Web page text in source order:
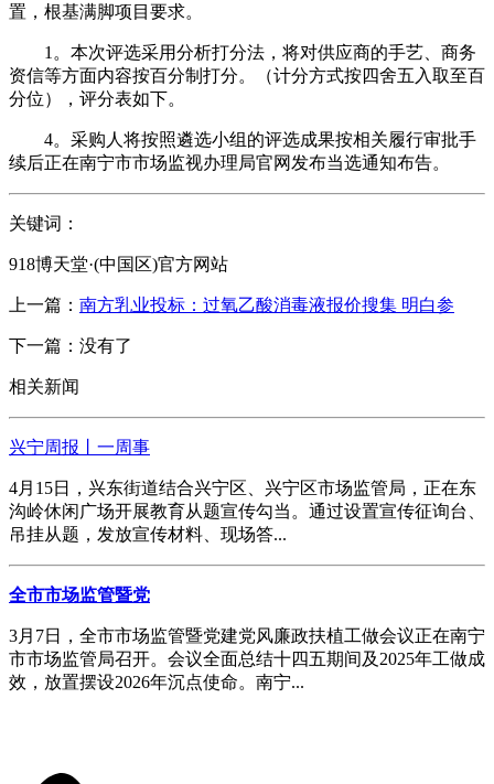
置，根基满脚项目要求。
1。本次评选采用分析打分法，将对供应商的手艺、商务
资信等方面内容按百分制打分。（计分方式按四舍五入取至百
分位），评分表如下。
4。采购人将按照遴选小组的评选成果按相关履行审批手
续后正在南宁市市场监视办理局官网发布当选通知布告。
关键词：
918博天堂·(中国区)官方网站
上一篇： 南方乳业投标：过氧乙酸消毒液报价搜集 明白参
下一篇：没有了
相关新闻
兴宁周报丨一周事
4月15日，兴东街道结合兴宁区、兴宁区市场监管局，正在东
沟岭休闲广场开展教育从题宣传勾当。通过设置宣传征询台、
吊挂从题，发放宣传材料、现场答...
全市市场监管暨党
3月7日，全市市场监管暨党建党风廉政扶植工做会议正在南宁
市市场监管局召开。会议全面总结十四五期间及2025年工做成
效，放置摆设2026年沉点使命。南宁...